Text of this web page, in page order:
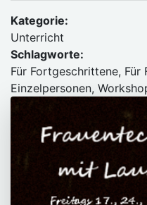
Kategorie:
Unterricht
Schlagworte:
Für Fortgeschrittene, Für
Einzelpersonen,